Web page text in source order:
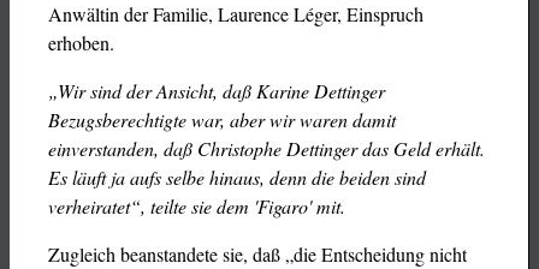
Anwältin der Familie, Laurence Léger, Einspruch
erhoben.
„Wir sind der Ansicht, daß Karine Dettinger
Bezugsberechtigte war, aber wir waren damit
einverstanden, daß Christophe Dettinger das Geld erhält.
Es läuft ja aufs selbe hinaus, denn die beiden sind
verheiratet“, teilte sie dem 'Figaro' mit.
Zugleich beanstandete sie, daß „die Entscheidung nicht